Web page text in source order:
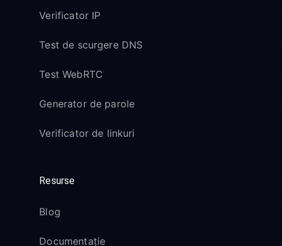
Verificator IP
Test de scurgere DNS
Test WebRTC
Generator de parole
Verificator de linkuri
Resurse
Blog
Documentație